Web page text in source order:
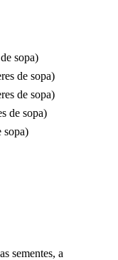
sopa)
de sopa)
de sopa)
de sopa)
sopa)
sementes, a